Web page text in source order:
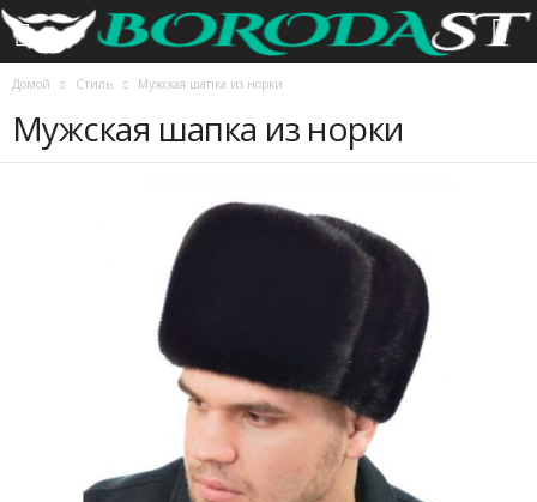
Домой Стиль Мужская шапка из норки
Мужская шапка из норки